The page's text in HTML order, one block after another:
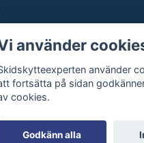
använder
använder
fortsätta på sidan
cookies.
Godkänn alla